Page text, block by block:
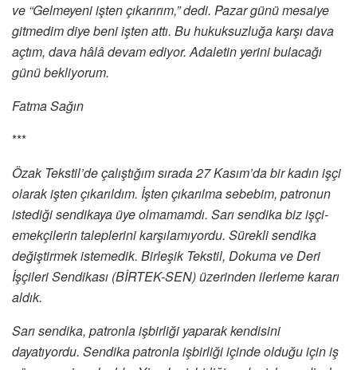
ve “Gelmeyeni işten çıkarırım,” dedi. Pazar günü mesaiye
gitmedim diye beni işten attı. Bu hukuksuzluğa karşı dava
açtım, dava hâlâ devam ediyor. Adaletin yerini bulacağı
günü bekliyorum.
Fatma Sağın
***
Özak Tekstil’de çalıştığım sırada 27 Kasım’da bir kadın işçi
olarak işten çıkarıldım. İşten çıkarılma sebebim, patronun
istediği sendikaya üye olmamamdı. Sarı sendika biz işçi-
emekçilerin taleplerini karşılamıyordu. Sürekli sendika
değiştirmek istemedik. Birleşik Tekstil, Dokuma ve Deri
İşçileri Sendikası (BİRTEK-SEN) üzerinden ilerleme kararı
aldık.
Sarı sendika, patronla işbirliği yaparak kendisini
dayatıyordu. Sendika patronla işbirliği içinde olduğu için iş